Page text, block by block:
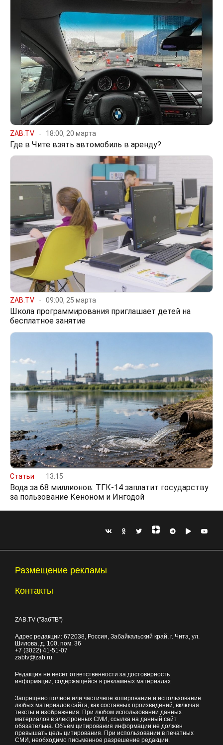
ZAB.TV 18:00, 20 марта
Где в Чите взять автомобиль в аренду?
ZAB.TV 09:00, 25 марта
Школа программирования приглашает детей на
бесплатное занятие
Статьи 13:15
Вода за 68 миллионов: ТГК-14 заплатит государству
за пользование Кеноном и Ингодой
Размещение рекламы
Контакты
ZAB.TV ("ЗабТВ")
Адрес редакции: 672038, Россия, Забайкальский край, г. Чита, ул.
Шилова, д. 100, пом. 36
+7 (3022) 41-51-07
zabtv@zab.ru
Редакция не несет ответственности за достоверность
информации, содержащейся в рекламных материалах
Запрещено полное или частичное копирование и использование
любых материалов сайта, как составных произведений, включая
тексты и изображения. При любом использовании данных
материалов в электронных СМИ, ссылка на данный сайт
обязательна. Объем цитирования информации не должен
превышать цель цитирования. При использовании в печатных
СМИ, необходимо письменное разрешение редакции.